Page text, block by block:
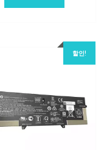
할인!